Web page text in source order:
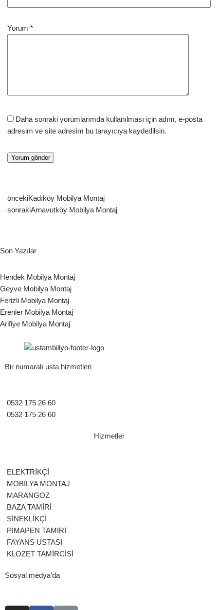
Yorum *
Daha sonraki yorumlarımda kullanılması için adım, e-posta
adresim ve site adresim bu tarayıcıya kaydedilsin.
öncekiKadıköy Mobilya Montaj
sonrakiArnavutköy Mobilya Montaj
Son Yazılar
Hendek Mobilya Montaj
Geyve Mobilya Montaj
Ferizli Mobilya Montaj
Erenler Mobilya Montaj
Arifiye Mobilya Montaj
Bir numaralı usta hizmetleri
0532 175 26 60
0532 175 26 60
Hizmetler
ELEKTRİKÇİ
MOBİLYA MONTAJ
MARANGOZ
BAZA TAMİRİ
SİNEKLİKÇİ
PİMAPEN TAMİRİ
FAYANS USTASI
KLOZET TAMİRCİSİ
Sosyal medya’da